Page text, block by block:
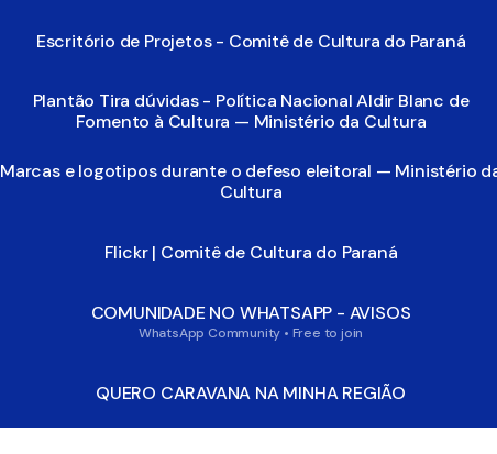
Escritório de Projetos - Comitê de Cultura do Paraná
Plantão Tira dúvidas - Política Nacional Aldir Blanc de
Fomento à Cultura — Ministério da Cultura
Marcas e logotipos durante o defeso eleitoral — Ministério
Cultura
Flickr | Comitê de Cultura do Paraná
COMUNIDADE NO WHATSAPP - AVISOS
WhatsApp Community • Free to join
QUERO CARAVANA NA MINHA REGIÃO